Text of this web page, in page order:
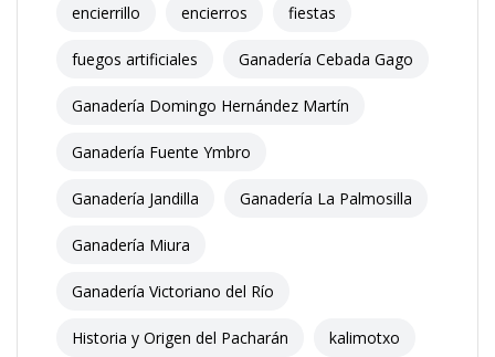
encierrillo encierros fiestas
fuegos artificiales Ganadería Cebada Gago
Ganadería Domingo Hernández Martín
Ganadería Fuente Ymbro
Ganadería Jandilla Ganadería La Palmosilla
Ganadería Miura
Ganadería Victoriano del Río
Historia y Origen del Pacharán kalimotxo